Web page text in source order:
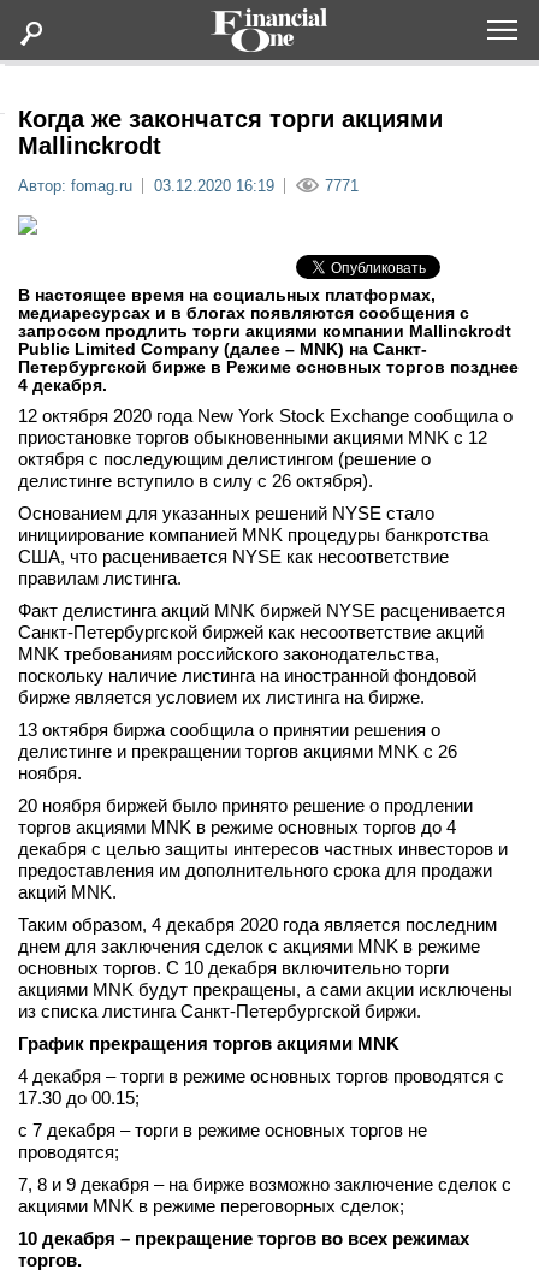
Статьи
Lifestyle
Мероприятия
Новости
Интервью
вконтакте
телеграм
Стать автором
Вход
Когда же закончатся торги акциями
Mallinckrodt
Автор: fomag.ru 03.12.2020 16:19 7771
В настоящее время на социальных платформах,
медиаресурсах и в блогах появляются сообщения с
запросом продлить торги акциями компании Mallinckrodt
Public Limited Company (далее – MNK) на Санкт-
Петербургской бирже в Режиме основных торгов позднее
4 декабря.
12 октября 2020 года New York Stock Exchange сообщила о
приостановке торгов обыкновенными акциями MNK с 12
октября с последующим делистингом (решение о
делистинге вступило в силу с 26 октября).
Основанием для указанных решений NYSE стало
инициирование компанией MNK процедуры банкротства
США, что расценивается NYSE как несоответствие
правилам листинга.
Факт делистинга акций MNK биржей NYSE расценивается
Санкт-Петербургской биржей как несоответствие акций
MNK требованиям российского законодательства,
поскольку наличие листинга на иностранной фондовой
бирже является условием их листинга на бирже.
13 октября биржа сообщила о принятии решения о
делистинге и прекращении торгов акциями MNK с 26
ноября.
20 ноября биржей было принято решение о продлении
торгов акциями MNK в режиме основных торгов до 4
декабря с целью защиты интересов частных инвесторов и
предоставления им дополнительного срока для продажи
акций MNK.
Таким образом, 4 декабря 2020 года является последним
днем для заключения сделок с акциями MNK в режиме
основных торгов. С 10 декабря включительно торги
акциями MNK будут прекращены, а сами акции исключены
из списка листинга Санкт-Петербургской биржи.
График прекращения торгов акциями MNK
4 декабря – торги в режиме основных торгов проводятся с
17.30 до 00.15;
с 7 декабря – торги в режиме основных торгов не
проводятся;
7, 8 и 9 декабря – на бирже возможно заключение сделок с
акциями MNK в режиме переговорных сделок;
10 декабря – прекращение торгов во всех режимах
торгов.